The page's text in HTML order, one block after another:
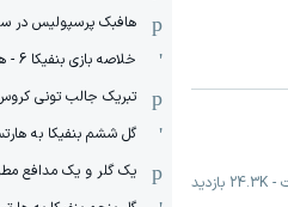
-
24.3K بازدید
هافبک پرسپولیس در
خلاصه بازی بنفیکا 6 - هارتس 1
تبریک جالب تونی
گل ششم بنفیکا به
یک گلر و یک مدافع